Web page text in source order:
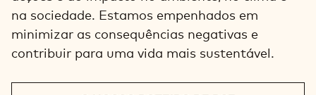
na sociedade. Estamos empenhados em
minimizar as consequências negativas e
contribuir para uma vida mais sustentável.